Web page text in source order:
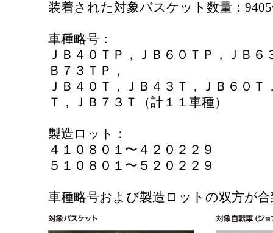
装着された対象バスケット数量：
車種略号：
ＪＢ４０ＴＰ，ＪＢ６０ＴＰ，ＪＢ
Ｂ７３ＴＰ，
ＪＢ４０Ｔ，ＪＢ４３Ｔ，ＪＢ６０Ｔ
Ｔ，ＪＢ７３Ｔ（計１１車種）
製造ロット：
４１０８０１〜４２０２２９
５１０８０１〜５２０２２９
車種略号および製造ロットの双方が